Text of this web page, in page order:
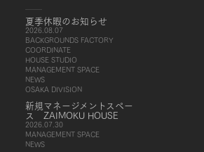
夏季休暇のお知らせ
2026.08.07
BACKGROUNDS FACTORY
COORDINATE
HOUSE STUDIO
MANAGEMENT SPACE
NEWS
OSAKA DIVISION
新規マネージメントスペー
ス ZAIMOKU HOUSE
2026.07.30
MANAGEMENT SPACE
NEWS